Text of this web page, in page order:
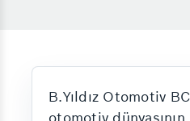
B.Yıldız Otomotiv